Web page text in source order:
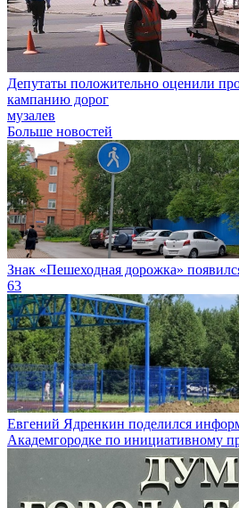
Депутаты положительно оценили
кампанию дорог
музалев
Больше новостей
Знак «Пешеходная дорожка»
63
Евгений Ядренкин поделился
Академгородке по инициативному